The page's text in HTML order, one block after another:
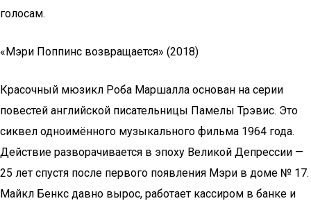
голосам.
«Мэри Поппинс возвращается» (2018)
Красочный мюзикл Роба Маршалла основан на серии
повестей английской писательницы Памелы Трэвис. Это
сиквел одноимённого музыкального фильма 1964 года.
Действие разворачивается в эпоху Великой Депрессии —
25 лет спустя после первого появления Мэри в доме № 17.
Майкл Бенкс давно вырос, работает кассиром в банке и